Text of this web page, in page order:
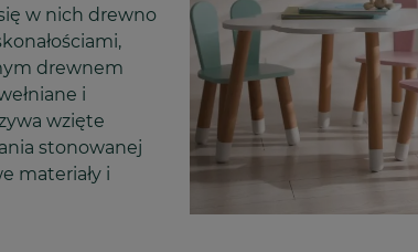
w nich drewno
drewnem
i
wzięte
stonowanej
materiały i